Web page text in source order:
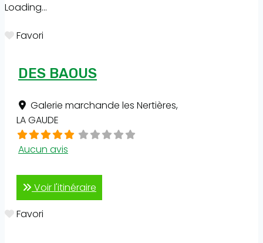
Loading...
Favori
DES BAOUS
Galerie marchande les Nertières,
LA GAUDE
Aucun avis
Voir l'itinéraire
Favori